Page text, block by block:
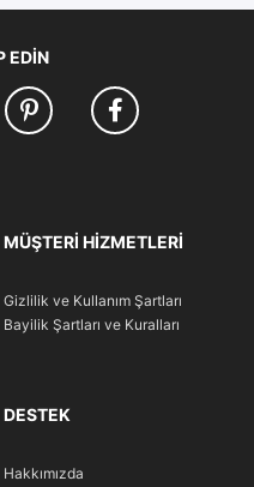
EDIN
MÜŞTERI HIZMETLERI
Gizlilik ve Kullanım Şartları
Bayilik Şartları ve Kuralları
DESTEK
Hakkımızda